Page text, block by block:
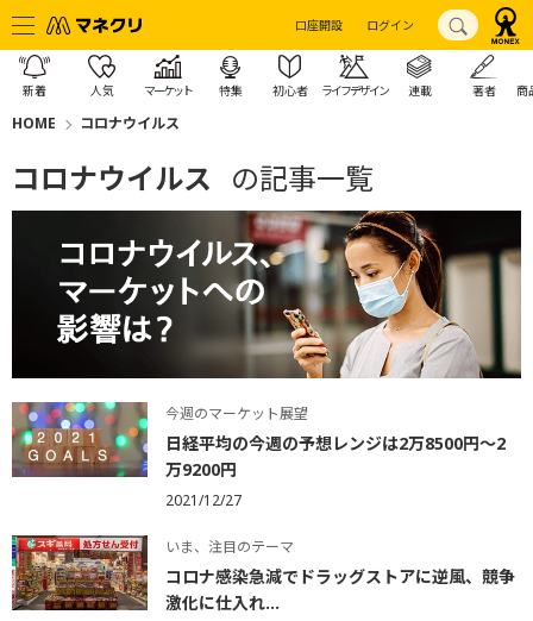
口座開設 ログイン
新着 人気 マーケット 特集 初心者 ライフデザイン 連載 著者 商
HOME コロナウイルス
コロナウイルス の記事一覧
今週のマーケット展望
日経平均の今週の予想レンジは2万8500円～2
万9200円
2021/12/27
いま、注目のテーマ
コロナ感染急減でドラッグストアに逆風、競争
激化に仕入れ...